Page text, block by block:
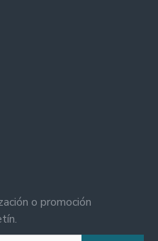
o promoción